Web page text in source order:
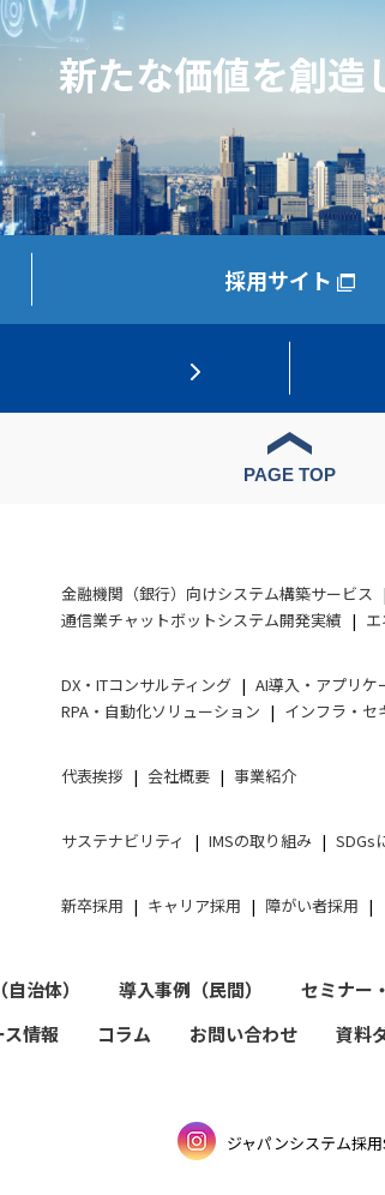
新たな価値を創造
採用サイト
PAGE TOP
金融機関（銀行）向けシステム構築サービス
通信業チャットボットシステム開発実績
DX・ITコンサルティング AI導入・アプリケ
RPA・自動化ソリューション
インフラ・セ
代表挨拶 会社概要 事業紹介
サステナビリティ IMSの取り組み SDGs
新卒採用 キャリア採用 障がい者採用
治体） 導入事例（民間）
セミナー
情報
コラム お問い合わせ 資料
ジャパンシステム採用